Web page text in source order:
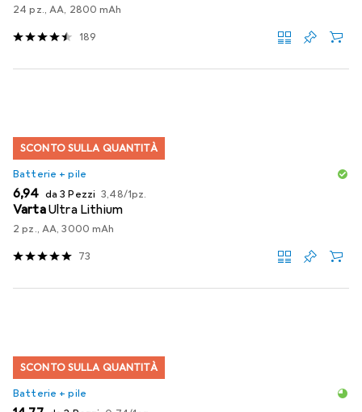
24 pz., AA, 2800 mAh
189
SCONTO SULLA QUANTITÀ
Batterie + pile
EUR
6,94 da 3 Pezzi EUR
3,48/1pz.
VartaUltra Lithium
2 pz., AA, 3000 mAh
73
SCONTO SULLA QUANTITÀ
Batterie + pile